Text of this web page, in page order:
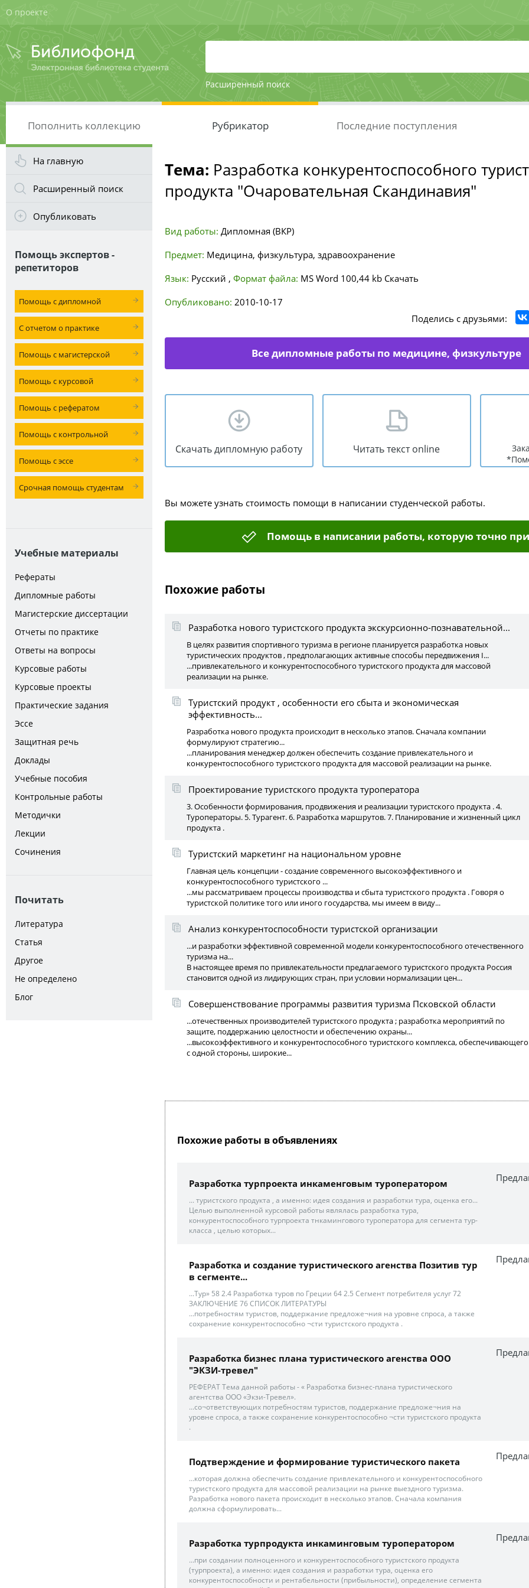
О проекте
Расширенный поиск
Пополнить коллекцию Рубрикатор Последние поступления
На главную
Расширенный поиск
Опубликовать
Помощь экспертов -
репетиторов
Помощь с дипломной
С отчетом о практике
Помощь с магистерской
Помощь с курсовой
Помощь с рефератом
Помощь с контрольной
Помощь с эссе
Срочная помощь студентам
Учебные материалы
Рефераты
Дипломные работы
Магистерские диссертации
Отчеты по практике
Ответы на вопросы
Курсовые работы
Курсовые проекты
Практические задания
Эссе
Защитная речь
Доклады
Учебные пособия
Контрольные работы
Методички
Лекции
Сочинения
Почитать
Литература
Статья
Другое
Не определено
Блог
Тема: Разработка конкурентоспособного
продукта "Очаровательная Скандинавия"
Вид работы: Дипломная (ВКР)
Предмет: Медицина, физкультура, здравоохранение
Язык: Русский , Формат файла: MS Word 100,44 kb Скачать
Опубликовано: 2010-10-17
Поделись с друзьями:
Все дипломные работы по медицине, физкультуре
Скачать дипломную работу Читать текст online
Вы можете узнать стоимость помощи в написании студенческой работы.
Помощь в написании работы, которую точно
Похожие работы
Разработка нового туристского продукта экскурсионно-познавательной...
В целях развития спортивного туризма в регионе планируется разработка новых
туристических продуктов , предполагающих активные способы передвижения I...
...привлекательного и конкурентоспособного туристского продукта для массовой
реализации на рынке.
Туристский продукт , особенности его сбыта и экономическая
эффективность...
Разработка нового продукта происходит в несколько этапов. Сначала компании
формулируют стратегию...
...планирования менеджер должен обеспечить создание привлекательного и
конкурентоспособного туристского продукта для массовой реализации на рынке.
Проектирование туристского продукта туроператора
3. Особенности формирования, продвижения и реализации туристского продукта . 4.
Туроператоры. 5. Турагент. 6. Разработка маршрутов. 7. Планирование и жизненный цикл
продукта .
Туристский маркетинг на национальном уровне
Главная цель концепции - создание современного высокоэффективного и
конкурентоспособного туристского ...
...мы рассматриваем процессы производства и сбыта туристского продукта . Говоря о
туристской политике того или иного государства, мы имеем в виду...
Анализ конкурентоспособности туристской организации
...и разработки эффективной современной модели конкурентоспособного отечественного
туризма на...
В настоящее время по привлекательности предлагаемого туристского продукта Россия
становится одной из лидирующих стран, при условии нормализации цен...
Совершенствование программы развития туризма Псковской области
...отечественных производителей туристского продукта ; разработка мероприятий по
защите, поддержанию целостности и обеспечению охраны...
...высокоэффективного и конкурентоспособного туристского комплекса, обеспечивающего
с одной стороны, широкие...
Похожие работы в объявлениях
Разработка турпроекта инкаменговым туроператором
... туристского продукта , а именно: идея создания и разработки тура, оценка его...
Целью выполненной курсовой работы являлась разработка тура,
конкурентоспособного турпроекта тнкамингового туроператора для сегмента тур-
класса , целью которых...
Разработка и создание туристического агенства Позитив тур
в сегменте...
...Тур» 58 2.4 Разработка туров по Греции 64 2.5 Сегмент потребителя услуг 72
ЗАКЛЮЧЕНИЕ 76 СПИСОК ЛИТЕРАТУРЫ
...потребностям туристов, поддержание предложе¬ния на уровне спроса, а также
сохранение конкурентоспособно ¬сти туристского продукта .
Разработка бизнес плана туристического агенства ООО
"ЭКЗИ-тревел"
РЕФЕРАТ Тема данной работы - « Разработка бизнес-плана туристического
агентства ООО «Экзи-Тревел».
...со¬ответствующих потребностям туристов, поддержание предложе¬ния на
уровне спроса, а также сохранение конкурентоспособно ¬сти туристского продукта
.
Подтверждение и формирование туристического пакета
...которая должна обеспечить создание привлекательного и конкурентоспособного
туристского продукта для массовой реализации на рынке выездного туризма.
Разработка нового пакета происходит в несколько этапов. Сначала компания
должна сформулировать...
Разработка турпродукта инкаминговым туроператором
...при создании полноценного и конкурентоспособного туристского продукта
(турпроекта), а именно: идея создания и разработки тура, оценка его
конкурентоспособности и рентабельности (прибыльности), определение сегмента